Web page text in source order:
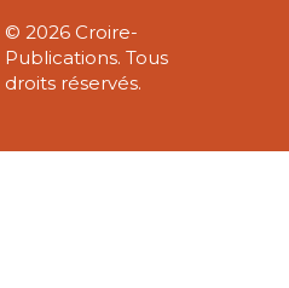
© 2026 Croire-
Publications. Tous
droits réservés.